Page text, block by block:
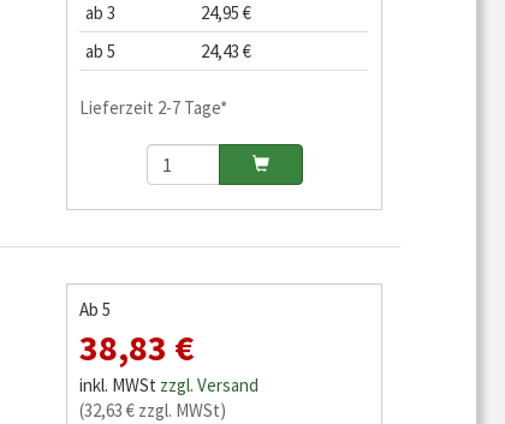
ab 3
24,95 €
ab 5
24,43 €
Lieferzeit 2-7 Tage*
Ab 5
38,83 €
inkl. MWSt zzgl. Versand
(32,63 € zzgl. MWSt)